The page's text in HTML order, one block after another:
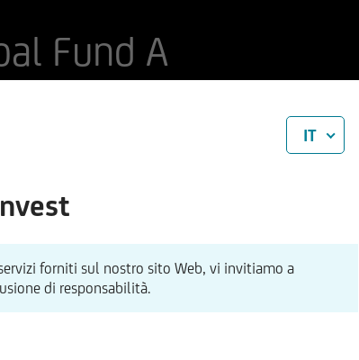
Fund A
IT
forniti sul nostro sito Web, vi invitiamo a
di responsabilità.